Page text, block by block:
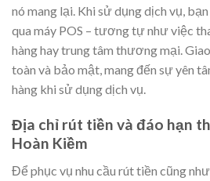
nó mang lại. Khi sử dụng dịch vụ,
qua máy POS – tương tự như việc
hàng hay trung tâm thương mại.
toàn và bảo mật, mang đến sự yên
hàng khi sử dụng dịch vụ.
Địa chỉ rút tiền và đáo hạn
Hoàn Kiềm
Để phục vụ nhu cầu rút tiền cũng